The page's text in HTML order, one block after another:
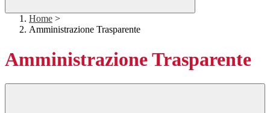
Home >
Amministrazione Trasparente
Amministrazione Trasparente